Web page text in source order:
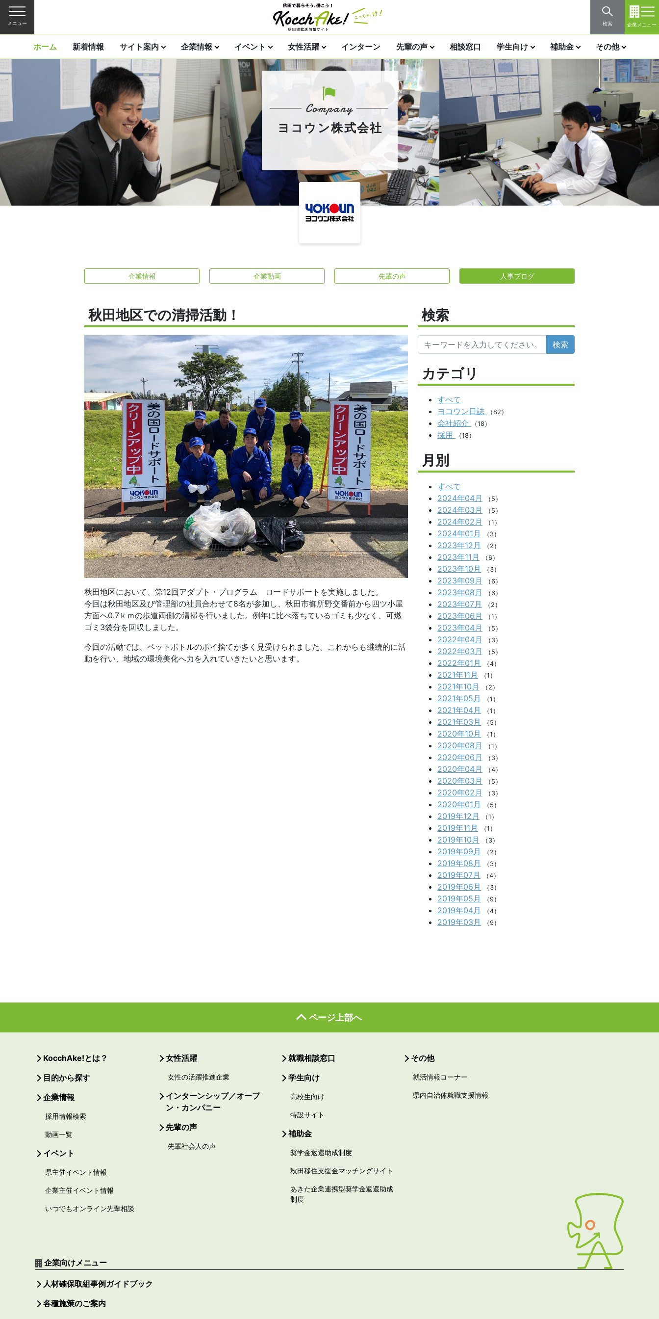
メニュー 検索 企業メニュー
ホーム 新着情報 サイト案内 企業情報 イベント 女性活躍 インターン 先輩の声 相談窓口 学生向け 補助金 その他
ヨコウン株式会社
企業情報 企業動画 先輩の声 人事ブログ
秋田地区での清掃活動！
秋田地区において、第12回アダプト・プログラム ロードサポートを実施しました。
今回は秋田地区及び管理部の社員合わせて8名が参加し、秋田市御所野交番前から四ツ小屋
方面へ0.7ｋｍの歩道両側の清掃を行いました。例年に比べ落ちているゴミも少なく、可燃
ゴミ3袋分を回収しました。
今回の活動では、ペットボトルのポイ捨てが多く見受けられました。これからも継続的に活
動を行い、地域の環境美化へ力を入れていきたいと思います。
検索
検索
カテゴリ
すべて
ヨコウン日誌
（82）
会社紹介 （18）
採用 （18）
月別
すべて
2024年04月
（5）
2024年03月 （5）
2024年02月 （1）
2024年01月 （3）
2023年12月 （2）
2023年11月 （6）
2023年10月 （3）
2023年09月 （6）
2023年08月 （6）
2023年07月 （2）
2023年06月 （1）
2023年04月 （5）
2022年04月 （3）
2022年03月 （5）
2022年01月 （4）
2021年11月 （1）
2021年10月 （2）
2021年05月 （1）
2021年04月 （1）
2021年03月 （5）
2020年10月 （1）
2020年08月 （1）
2020年06月 （3）
2020年04月 （4）
2020年03月 （5）
2020年02月 （3）
2020年01月 （5）
2019年12月 （1）
2019年11月 （1）
2019年10月 （3）
2019年09月 （2）
2019年08月 （3）
2019年07月 （4）
2019年06月 （3）
2019年05月 （9）
2019年04月 （4）
2019年03月 （9）
ページ上部へ
KocchAke!とは？
目的から探す
企業情報
採用情報検索
動画一覧
イベント
県主催イベント情報
企業主催イベント情報
いつでもオンライン先輩相談
女性活躍
女性の活躍推進企業
インターンシップ／オープ
ン・カンパニー
先輩の声
先輩社会人の声
就職相談窓口
学生向け
高校生向け
特設サイト
補助金
奨学金返還助成制度
秋田移住支援金マッチングサイト
あきた企業連携型奨学金返還助成
制度
その他
就活情報コーナー
県内自治体就職支援情報
企業向けメニュー
人材確保取組事例ガイドブック
各種施策のご案内